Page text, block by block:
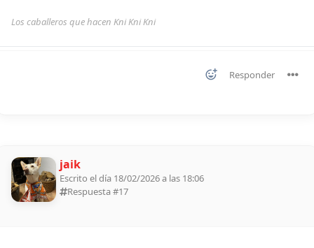
Los caballeros que hacen Kni Kni Kni
Responder
jaik
Escrito el día 18/02/2026 a las 18:06
Respuesta #17